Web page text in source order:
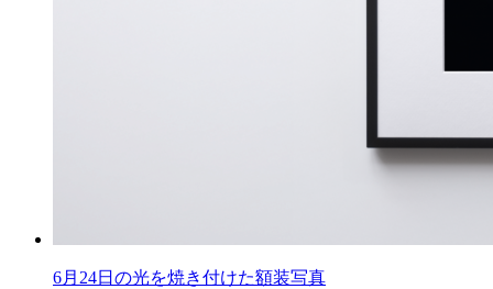
6月24日の光を焼き付けた額装写真